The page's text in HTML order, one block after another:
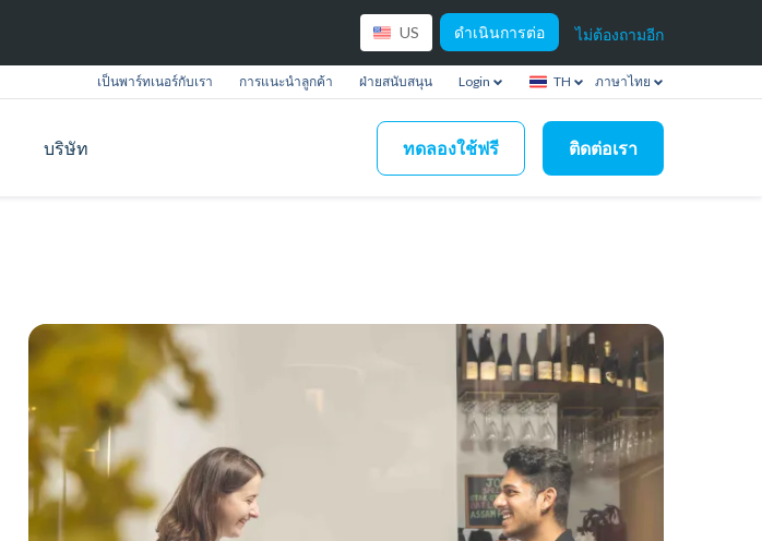
US ดำเนินการต่อ ไม่ต้องถามอีก
เป็นพาร์ทเนอร์กับเรา การแนะนำลูกค้า ฝ่ายสนับสนุน Login TH ภาษาไทย
บริษัท ทดลองใช้ฟรี ติดต่อเรา